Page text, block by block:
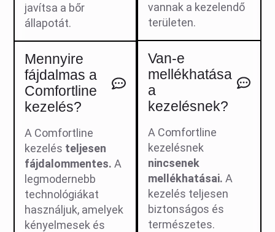
javítsa a bőr
állapotát.
Mennyire
fájdalmas a
Comfortline
kezelés?
A Comfortline
kezelés teljesen
fájdalommentes. A
legmodernebb
technológiákat
használjuk, amelyek
kényelmesek és
vannak a kezelendő
területen.
Van-e
mellékhatása
a
kezelésnek?
A Comfortline
kezelésnek
nincsenek
mellékhatásai. A
kezelés teljesen
biztonságos és
természetes.